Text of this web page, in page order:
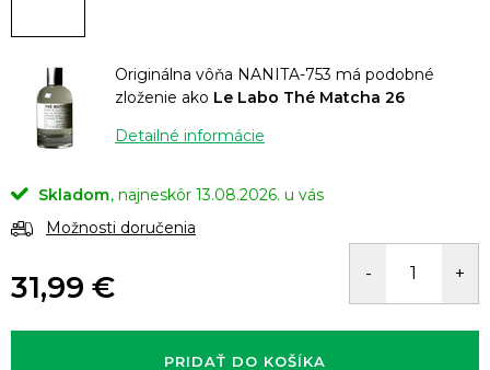
Originálna vôňa NANITA-753 má podobné
zloženie ako Le Labo Thé Matcha 26
Detailné informácie
Skladom
13.08.2026.
Možnosti doručenia
31,99 €
cena:
PRIDAŤ DO KOŠÍKA